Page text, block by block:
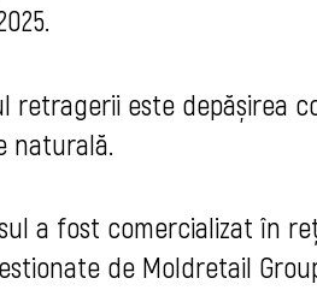
retragerii este depășirea
naturală.
a fost comercializat în
de Moldretail